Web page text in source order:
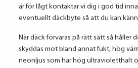
är för lågt kontaktar vi dig i god tid
eventuellt däckbyte så att du kan
När däck förvaras på rätt sätt så håller
skyddas mot bland annat fukt, hög
neonljus som har hög ultravioletthalt